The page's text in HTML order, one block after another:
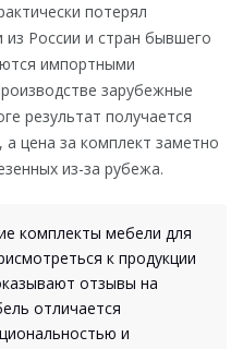
потерял
из России и стран бывшего
импортными
зарубежные
результат получается
цена за комплект заметно
из-за рубежа.
комплекты мебели для
к продукции
отзывы на
отличается
и